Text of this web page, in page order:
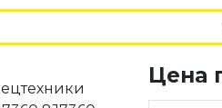
Цена